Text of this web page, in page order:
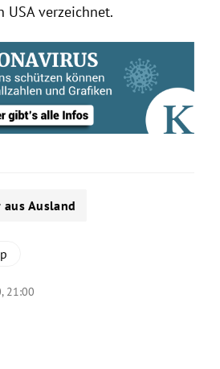
USAverzeichnet.
aus Ausland
21:00